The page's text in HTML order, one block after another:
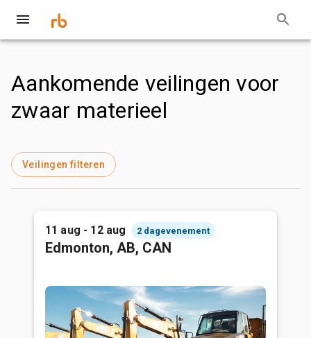
Aankomende veilingen voor
zwaar materieel
Veilingen filteren
11 aug - 12 aug 2 dagevenement
Edmonton, AB, CAN